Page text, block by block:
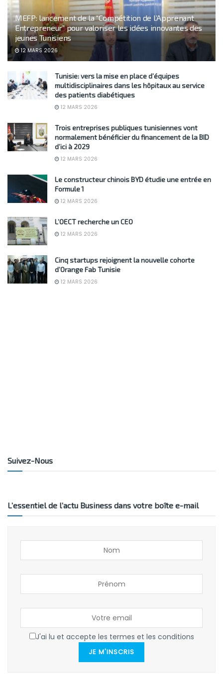
MEFP: lancement de la “Compétition de l’Apprenant
Entrepreneur” pour valoriser les idées innovantes des
jeunes Tunisiens
12 MARS 2026
Tunisie: vers la mise en place d’équipes
multidisciplinaires dans les hôpitaux au service
des patients diabétiques
12 MARS 2026
Trois entreprises publiques tunisiennes vont
normalement bénéficier du financement de la BID
d’ici à 2029
12 MARS 2026
Le constructeur chinois BYD étudie une entrée en
Formule 1
12 MARS 2026
L’OECT recherche un CEO
12 MARS 2026
Cinq startups rejoignent la nouvelle cohorte
d’Orange Fab Tunisie
12 MARS 2026
Suivez-Nous
L’essentiel de l’actu Business dans votre boîte e-mail
J'ai lu et accepte les termes et les conditions
JE M'INSCRIS